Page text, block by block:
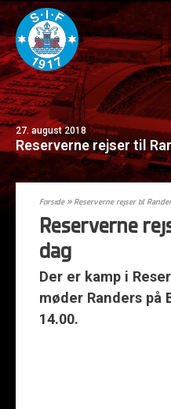
27. august 2018
Reserverne rejser til
Forside»Reserverne rejser til
Reserverne
dag
Der er kamp i
møder Randers på
14.00.